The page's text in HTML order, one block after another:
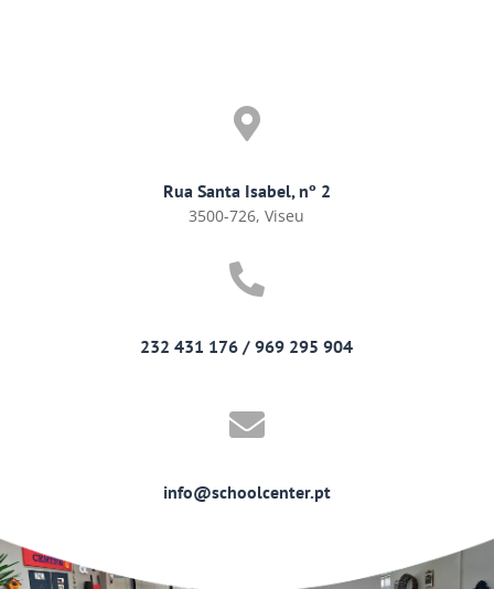

Rua Santa Isabel, nº 2
3500-726, Viseu

232 431 176 / 969 295 904

info@schoolcenter.pt